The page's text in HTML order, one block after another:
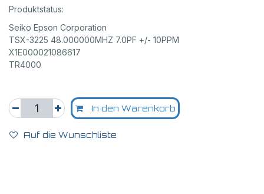
Produktstatus:
Seiko Epson Corporation
TSX-3225 48.000000MHZ 7.0PF +/- 10PPM
X1E000021086617
TR4000
In den Warenkorb
Auf die Wunschliste